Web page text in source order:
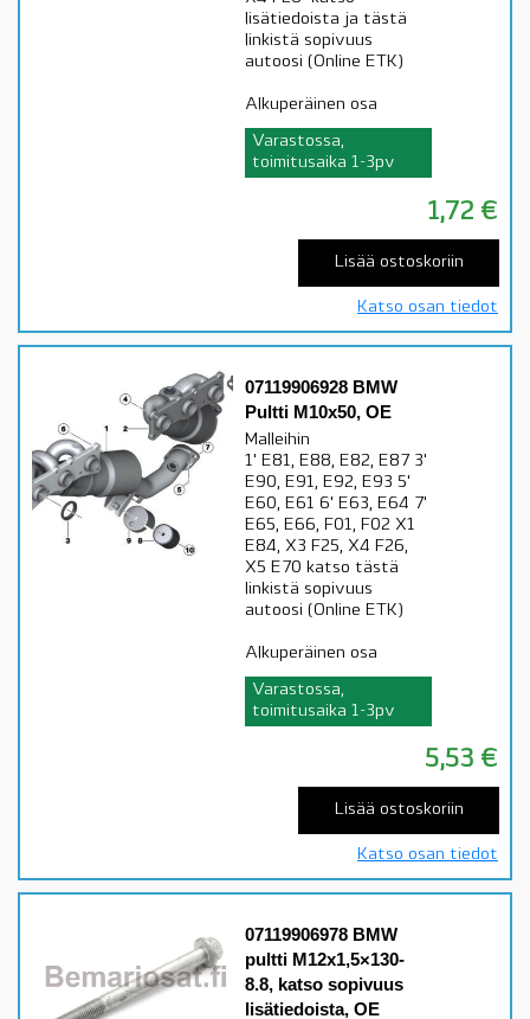
lisätiedoista ja tästä
linkistä sopivuus
autoosi (Online ETK)
Alkuperäinen osa
Varastossa,
toimitusaika 1-3pv
1,72 €
Lisää ostoskoriin
Katso osan tiedot
07119906928 BMW
Pultti M10x50, OE
Malleihin
1' E81, E88, E82, E87 3'
E90, E91, E92, E93 5'
E60, E61 6' E63, E64 7'
E65, E66, F01, F02 X1
E84, X3 F25, X4 F26,
X5 E70 katso tästä
linkistä sopivuus
autoosi (Online ETK)
Alkuperäinen osa
Varastossa,
toimitusaika 1-3pv
5,53 €
Lisää ostoskoriin
Katso osan tiedot
07119906978 BMW
pultti M12x1,5×130-
8.8, katso sopivuus
lisätiedoista, OE